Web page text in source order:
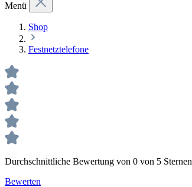
Menü
Shop
Festnetztelefone
Durchschnittliche Bewertung von 0 von 5 Sternen
Bewerten